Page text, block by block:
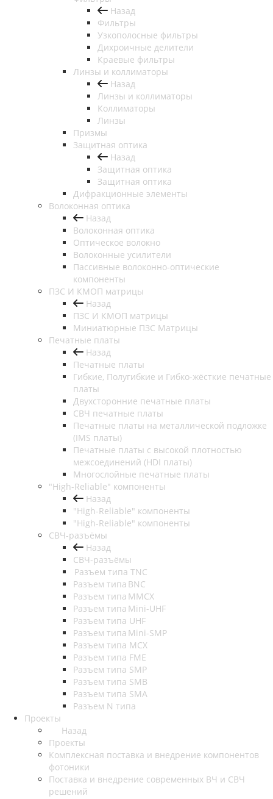
Назад
Фильтры
Узкополосные фильтры
Дихроичные делители
Краевые фильтры
Линзы и коллиматоры
Назад
Линзы и коллиматоры
Коллиматоры
Линзы
Призмы
Защитная оптика
Назад
Защитная оптика
Защитная оптика
Дифракционные элементы
Волоконная оптика
Назад
Волоконная оптика
Оптическое волокно
Волоконные усилители
Пассивные волоконно-оптические
компоненты
ПЗС И КМОП матрицы
Назад
ПЗС И КМОП матрицы
Миниатюрные ПЗС Матрицы
Печатные платы
Назад
Печатные платы
Гибкие, Полугибкие и Гибко-жёсткие печатные
платы
Двухсторонние печатные платы
СВЧ печатные платы
Печатные платы на металлической подложке
(IMS платы)
Печатные платы с высокой плотностью
межсоединений (HDI платы)
Многослойные печатные платы
"High-Reliable" компоненты
Назад
"High-Reliable" компоненты
"High-Reliable" компоненты
СВЧ-разъёмы
Назад
СВЧ-разъёмы
Разъем типа TNC
Разъем типа BNC
Разъем типа MMCX
Разъем типа Mini-UHF
Разъем типа UHF
Разъем типа Mini-SMP
Разъем типа MCX
Разъем типа FME
Разъем типа SMP
Разъем типа SMB
Разъем типа SMA
Разъем N типа
Проекты
Назад
Проекты
Комплексная поставка и внедрение компонентов
фотоники
Поставка и внедрение современных ВЧ и СВЧ
решений